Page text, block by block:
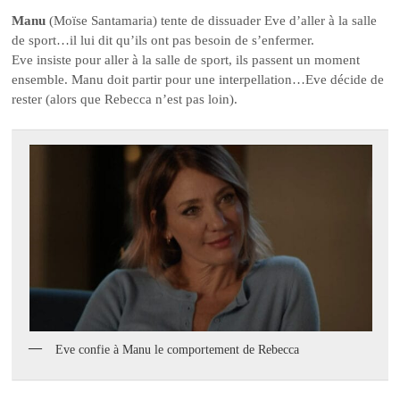
Manu (Moïse Santamaria) tente de dissuader Eve d’aller à la salle
de sport…il lui dit qu’ils ont pas besoin de s’enfermer.
Eve insiste pour aller à la salle de sport, ils passent un moment
ensemble. Manu doit partir pour une interpellation…Eve décide de
rester (alors que Rebecca n’est pas loin).
Eve confie à Manu le comportement de Rebecca